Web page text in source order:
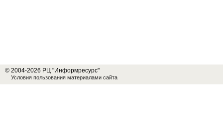
© 2004-2026 РЦ "Информресурс"
Условия пользования материалами сайта